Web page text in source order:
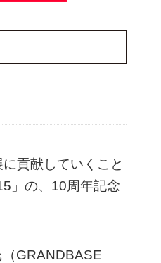
貢献していくこと
」の、10周年記念
GRANDBASE